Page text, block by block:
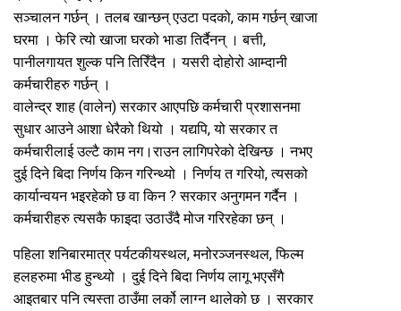
सञ्चालन गर्छन् । तलब खान्छन् एउटा पदको, काम गर्छन् खाजा
घरमा । फेरि त्यो खाजा घरको भाडा तिर्दैनन् । बत्ती,
पानीलगायत शुल्क पनि तिरिँदैन । यसरी दोहोरो आम्दानी
कर्मचारीहरु गर्छन् ।
वालेन्द्र शाह (वालेन) सरकार आएपछि कर्मचारी प्रशासनमा
सुधार आउने आशा धेरैको थियो । यद्यपि, यो सरकार त
कर्मचारीलाई उल्टै काम नग।राउन लागिपरेको देखिन्छ । नभए
दुई दिने बिदा निर्णय किन गरिन्थ्यो । निर्णय त गरियो, त्यसको
कार्यान्वयन भइरहेको छ वा किन ? सरकार अनुगमन गर्दैन ।
कर्मचारीहरु त्यसकै फाइदा उठाउँदै मोज गरिरहेका छन् ।
पहिला शनिबारमात्र पर्यटकीयस्थल, मनोरञ्जनस्थल, फिल्म
हलहरुमा भीड हुन्थ्यो । दुई दिने बिदा निर्णय लागू भएसँगै
आइतबार पनि त्यस्ता ठाउँमा लर्को लाग्न थालेको छ । सरकार